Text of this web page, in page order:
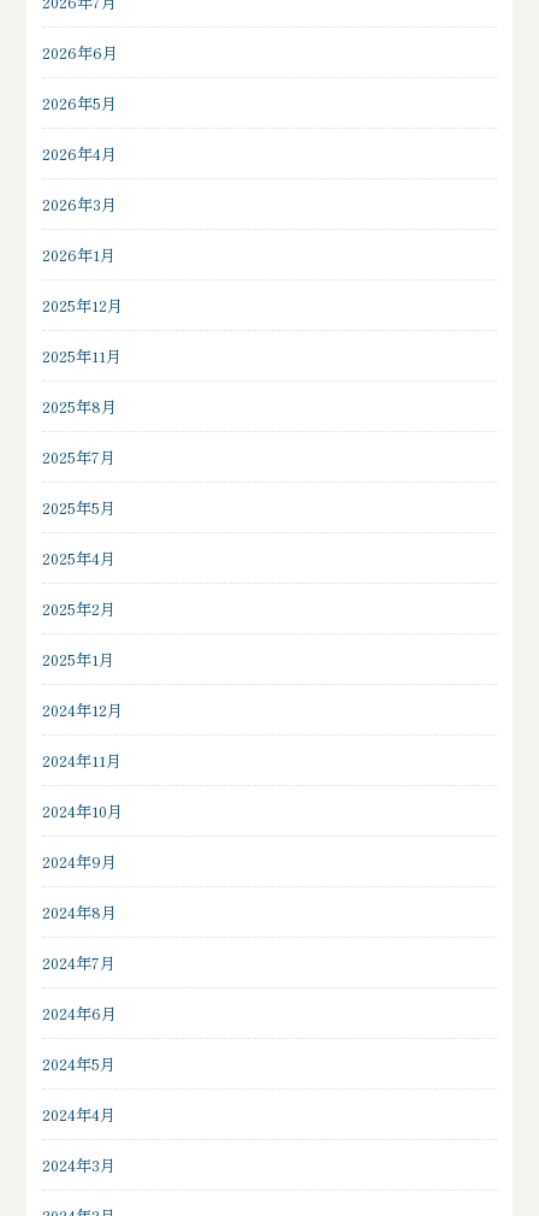
2026年6月
2026年5月
2026年4月
2026年3月
2026年1月
2025年12月
2025年11月
2025年8月
2025年7月
2025年5月
2025年4月
2025年2月
2025年1月
2024年12月
2024年11月
2024年10月
2024年9月
2024年8月
2024年7月
2024年6月
2024年5月
2024年4月
2024年3月